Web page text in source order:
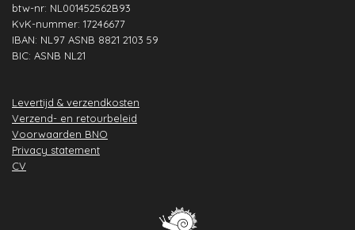
btw-nr: NL001452562B93
KvK-nummer: 17246677
IBAN: NL97 ASNB 8821 2103 59
BIC: ASNB NL21
Levertijd & verzendkosten
Verzend- en retourbeleid
Voorwaarden BNO
Privacy statement
CV